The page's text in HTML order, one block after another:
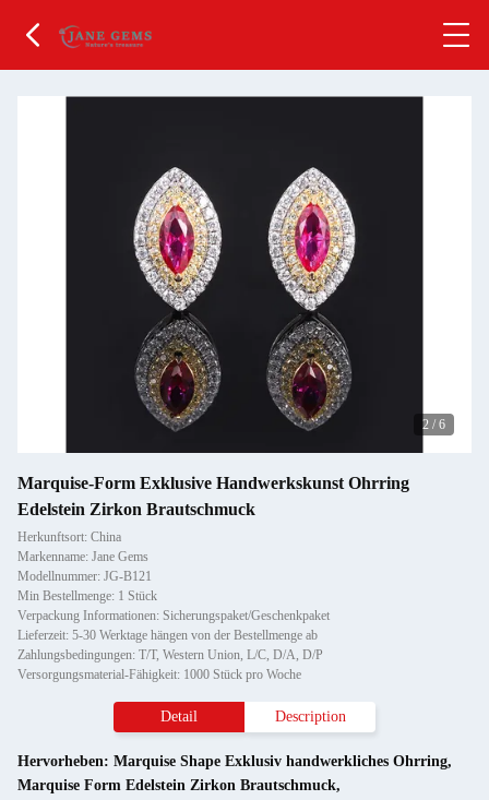
2 / 6
Marquise-Form Exklusive Handwerkskunst Ohrring
Edelstein Zirkon Brautschmuck
Herkunftsort: China
Markenname: Jane Gems
Modellnummer: JG-B121
Min Bestellmenge: 1 Stück
Verpackung Informationen: Sicherungspaket/Geschenkpaket
Lieferzeit: 5-30 Werktage hängen von der Bestellmenge ab
Zahlungsbedingungen: T/T, Western Union, L/C, D/A, D/P
Versorgungsmaterial-Fähigkeit: 1000 Stück pro Woche
Detail Description
Hervorheben: Marquise Shape Exklusiv handwerkliches Ohrring,
Marquise Form Edelstein Zirkon Brautschmuck,